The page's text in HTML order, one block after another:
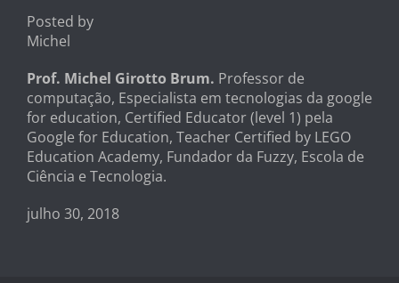
Posted by
Michel
Prof. Michel Girotto Brum. Professor de
computação, Especialista em tecnologias da google
for education, Certified Educator (level 1) pela
Google for Education, Teacher Certified by LEGO
Education Academy, Fundador da Fuzzy, Escola de
Ciência e Tecnologia.
julho 30, 2018